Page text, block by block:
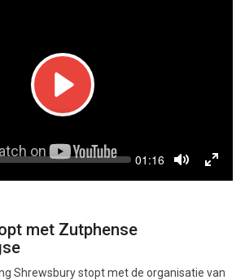
Play
Seek Current
01:16
Mute
met Zutphense
Shrewsbury stopt met de organisatie van